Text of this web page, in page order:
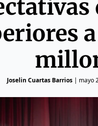
Joselin Cuartas Barrios | mayo